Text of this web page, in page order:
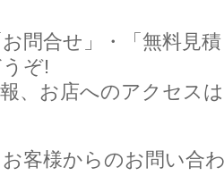
問合せ」・「無料見
ぞ!
、お店へのアクセス
客様からのお問い合